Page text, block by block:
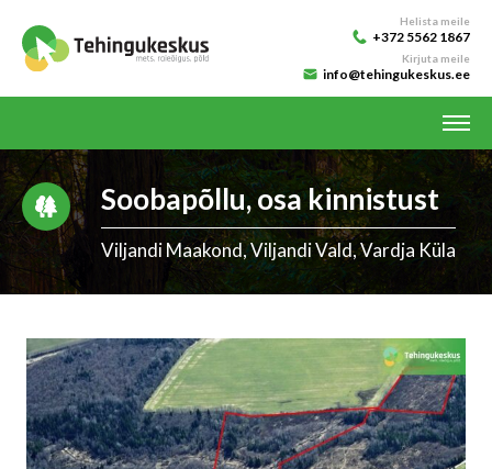
Helista meile
+372 5562 1867
Kirjuta meile
info@tehingukeskus.ee
Soobapõllu, osa kinnistust
Viljandi Maakond, Viljandi Vald, Vardja Küla